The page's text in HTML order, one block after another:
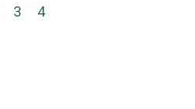
3 4